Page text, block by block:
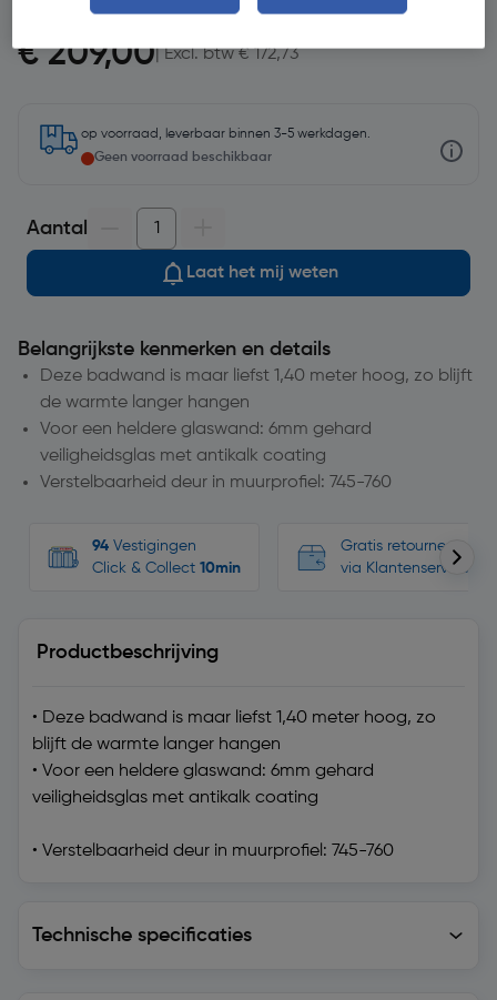
€ 209,00| Excl. btw € 172,73
op voorraad, leverbaar binnen 3-5 werkdagen.
Geen voorraad beschikbaar
Aantal
Laat het mij weten
Belangrijkste kenmerken en details
Deze badwand is maar liefst 1,40 meter hoog, zo blijft
de warmte langer hangen
Voor een heldere glaswand: 6mm gehard
veiligheidsglas met antikalk coating
Verstelbaarheid deur in muurprofiel: 745-760
94 Vestigingen
Click & Collect 10min
Gratis retourneren,
via Klantenservice
Productbeschrijving
• Deze badwand is maar liefst 1,40 meter hoog, zo
blijft de warmte langer hangen
• Voor een heldere glaswand: 6mm gehard
veiligheidsglas met antikalk coating
• Verstelbaarheid deur in muurprofiel: 745-760
Technische specificaties